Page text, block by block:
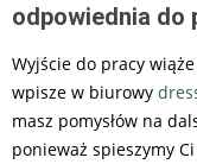
odpowiednia do
Wyjście do pracy
wpisze w biurowy
masz pomysłów na
ponieważ spieszymy